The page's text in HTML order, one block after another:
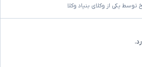
توسط یکی از وکلای بنیاد وکلا